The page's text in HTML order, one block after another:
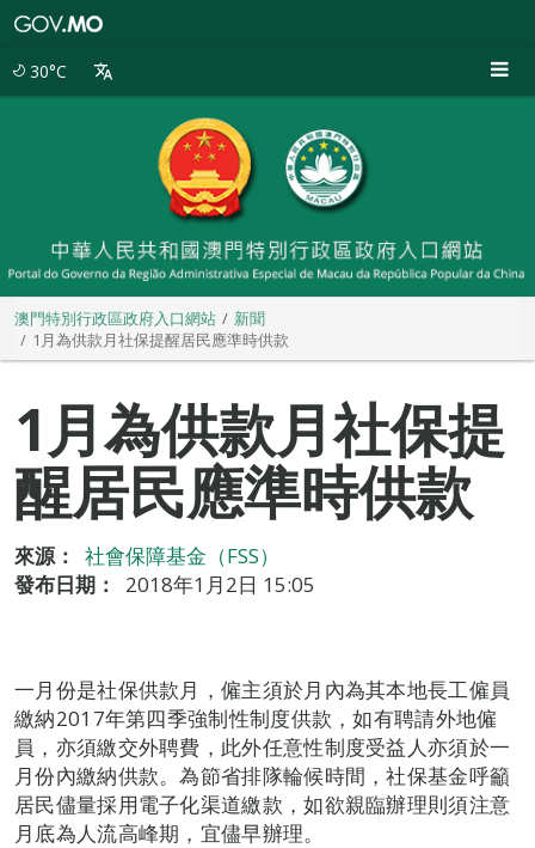
30°C
澳門特別行政區政府入口網站
新聞
1月為供款月社保提醒居民應準時供款
1月為供款月社保提
醒居民應準時供款
來源：
社會保障基金（FSS）
發布日期：
2018年1月2日 15:05
一月份是社保供款月，僱主須於月內為其本地長工僱員
繳納2017年第四季強制性制度供款，如有聘請外地僱
員，亦須繳交外聘費，此外任意性制度受益人亦須於一
月份內繳納供款。為節省排隊輪候時間，社保基金呼籲
居民儘量採用電子化渠道繳款，如欲親臨辦理則須注意
月底為人流高峰期，宜儘早辦理。